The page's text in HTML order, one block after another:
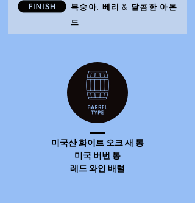
복숭아, 베리 & 달콤한 아몬
드
____
미국산 화이트 오크 새 통
미국 버번 통
레드 와인 배럴